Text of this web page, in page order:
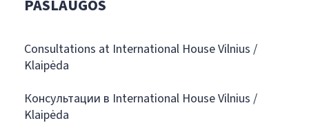
PASLAUGOS
Consultations at International House Vilnius /
Klaipėda
Консультации в International House Vilnius /
Klaipėda